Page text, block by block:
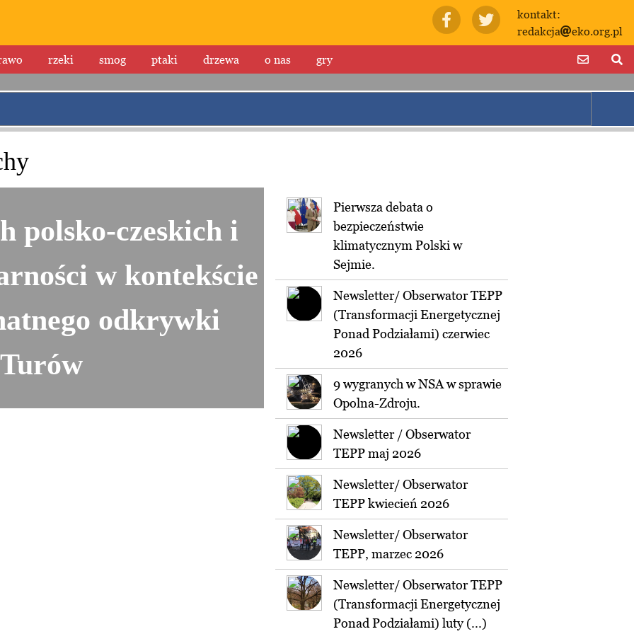
kontakt:
redakcja
eko.org.pl
rzeki smog ptaki drzewa o nas gry
polsko-czeskich i
w kontekście
odkrywki
Turów
Pierwsza debata o
bezpieczeństwie
klimatycznym Polski w
Sejmie.
Newsletter/ Obserwator TEPP
(Transformacji Energetycznej
Ponad Podziałami) czerwiec
2026
9 wygranych w NSA w sprawie
Opolna-Zdroju.
Newsletter / Obserwator
TEPP maj 2026
Newsletter/ Obserwator
TEPP kwiecień 2026
Newsletter/ Obserwator
TEPP, marzec 2026
Newsletter/ Obserwator TEPP
(Transformacji Energetycznej
Ponad Podziałami) luty (...)